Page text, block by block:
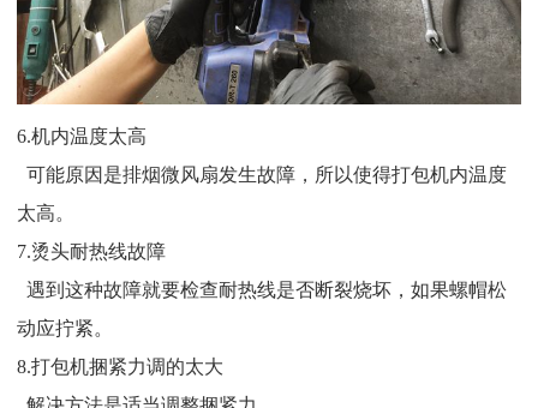
6.机内温度太高
可能原因是排烟微风扇发生故障，所以使得打包机内温度
太高。
7.烫头耐热线故障
遇到这种故障就要检查耐热线是否断裂烧坏，如果螺帽松
动应拧紧。
8.打包机捆紧力调的太大